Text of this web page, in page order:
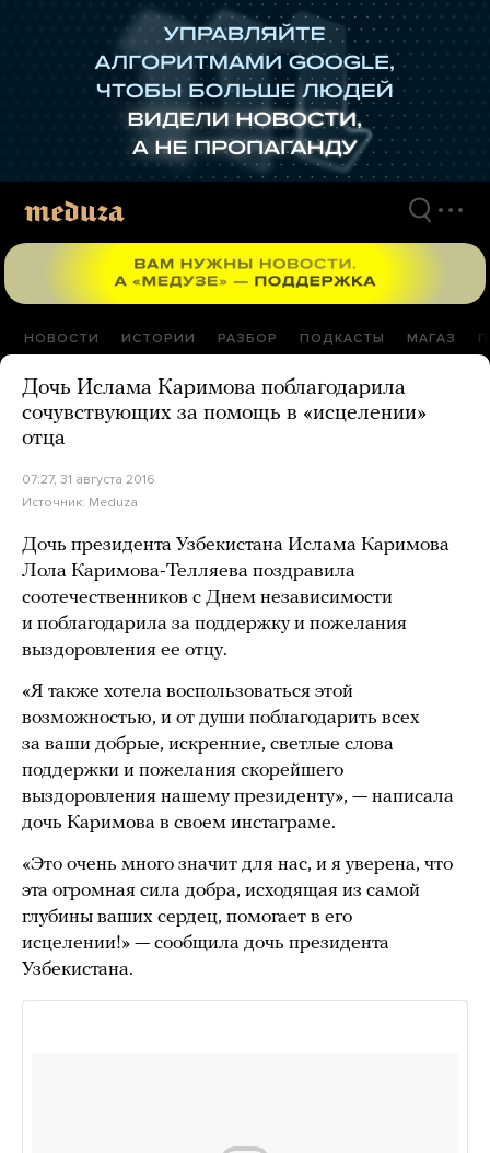
НОВОСТИ ИСТОРИИ РАЗБОР ПОДКАСТЫ МАГАЗ
Дочь Ислама Каримова поблагодарила
сочувствующих за помощь в «исцелении»
отца
07:27, 31 августа 2016
Источник: Meduza
Дочь президента Узбекистана Ислама Каримова
Лола Каримова-Телляева поздравила
соотечественников с Днем независимости
и поблагодарила за поддержку и пожелания
выздоровления ее отцу.
«Я также хотела воспользоваться этой
возможностью, и от души поблагодарить всех
за ваши добрые, искренние, светлые слова
поддержки и пожелания скорейшего
выздоровления нашему президенту», — написала
дочь Каримова в своем инстаграме.
«Это очень много значит для нас, и я уверена, что
эта огромная сила добра, исходящая из самой
глубины ваших сердец, помогает в его
исцелении!» — сообщила дочь президента
Узбекистана.